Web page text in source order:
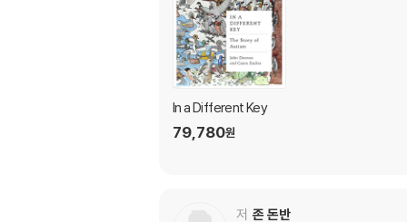
In a Different Key
79,780원
저 존 돈반